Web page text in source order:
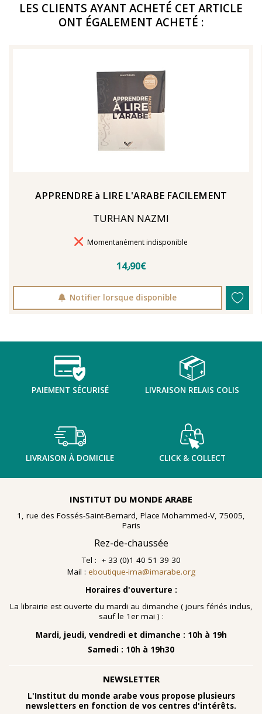
LES CLIENTS AYANT ACHETÉ CET ARTICLE
ONT ÉGALEMENT ACHETÉ :
APPRENDRE à LIRE L'ARABE FACILEMENT
TURHAN NAZMI
Délais de livraison
Momentanément indisponible
14٫90€
Notifier lorsque disponible
PAIEMENT SÉCURISÉ LIVRAISON RELAIS COLIS
LIVRAISON À DOMICILE CLICK & COLLECT
INSTITUT DU MONDE ARABE
1, rue des Fossés-Saint-Bernard, Place Mohammed-V, 75005,
Paris
Rez-de-chaussée
Tel : + 33 (0)1 40 51 39 30
Mail : eboutique-ima@imarabe.org
Horaires d'ouverture :
La librairie est ouverte du mardi au dimanche ( jours fériés inclus,
sauf le 1er mai ) :
Mardi, jeudi, vendredi et dimanche : 10h à 19h
Samedi : 10h à 19h30
NEWSLETTER
L'Institut du monde arabe vous propose plusieurs
newsletters en fonction de vos centres d'intérêts.